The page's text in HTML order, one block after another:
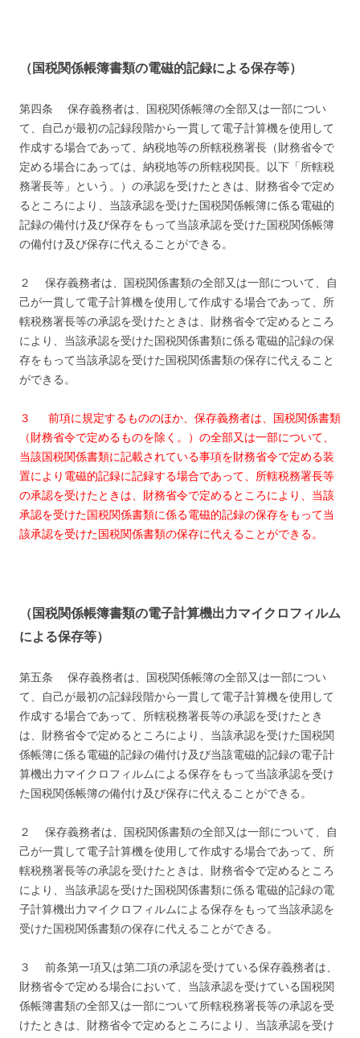
（国税関係帳簿書類の電磁的記録による保存等）
第四条 保存義務者は、国税関係帳簿の全部又は一部につい
て、自己が最初の記録段階から一貫して電子計算機を使用して
作成する場合であって、納税地等の所轄税務署長（財務省令で
定める場合にあっては、納税地等の所轄税関長。以下「所轄税
務署長等」という。）の承認を受けたときは、財務省令で定め
るところにより、当該承認を受けた国税関係帳簿に係る電磁的
記録の備付け及び保存をもって当該承認を受けた国税関係帳簿
の備付け及び保存に代えることができる。
２ 保存義務者は、国税関係書類の全部又は一部について、自
己が一貫して電子計算機を使用して作成する場合であって、所
轄税務署長等の承認を受けたときは、財務省令で定めるところ
により、当該承認を受けた国税関係書類に係る電磁的記録の保
存をもって当該承認を受けた国税関係書類の保存に代えること
ができる。
３ 前項に規定するもののほか、保存義務者は、国税関係書類
（財務省令で定めるものを除く。）の全部又は一部について、
当該国税関係書類に記載されている事項を財務省令で定める装
置により電磁的記録に記録する場合であって、所轄税務署長等
の承認を受けたときは、財務省令で定めるところにより、当該
承認を受けた国税関係書類に係る電磁的記録の保存をもって当
該承認を受けた国税関係書類の保存に代えることができる。
（国税関係帳簿書類の電子計算機出力マイクロフィルム
による保存等）
第五条 保存義務者は、国税関係帳簿の全部又は一部につい
て、自己が最初の記録段階から一貫して電子計算機を使用して
作成する場合であって、所轄税務署長等の承認を受けたとき
は、財務省令で定めるところにより、当該承認を受けた国税関
係帳簿に係る電磁的記録の備付け及び当該電磁的記録の電子計
算機出力マイクロフィルムによる保存をもって当該承認を受け
た国税関係帳簿の備付け及び保存に代えることができる。
２ 保存義務者は、国税関係書類の全部又は一部について、自
己が一貫して電子計算機を使用して作成する場合であって、所
轄税務署長等の承認を受けたときは、財務省令で定めるところ
により、当該承認を受けた国税関係書類に係る電磁的記録の電
子計算機出力マイクロフィルムによる保存をもって当該承認を
受けた国税関係書類の保存に代えることができる。
３ 前条第一項又は第二項の承認を受けている保存義務者は、
財務省令で定める場合において、当該承認を受けている国税関
係帳簿書類の全部又は一部について所轄税務署長等の承認を受
けたときは、財務省令で定めるところにより、当該承認を受け